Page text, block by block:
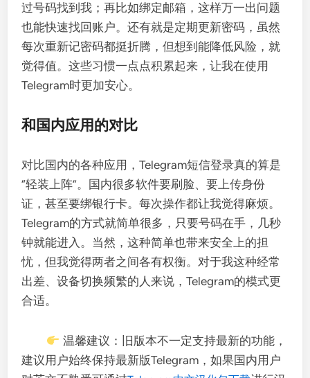
过号码找到我；再比如绑定邮箱，这样万一出问题
也能快速找回账户。还有就是定期更新密码，虽然
每次重新记密码都挺折腾，但想到能降低风险，就
觉得值。这些习惯一点点积累起来，让我在使用
Telegram时更加安心。
和国内应用的对比
对比国内的各种应用，Telegram短信登录真的算是
“轻装上阵”。国内很多软件要刷脸、要上传身份
证，甚至要绑银行卡。每次操作都让我觉得麻烦。
Telegram的方式就简单很多，只要号码在手，几秒
钟就能进入。当然，这种简单也带来安全上的担
忧，但我觉得两者之间各有权衡。对于我这种经常
出差、设备切换频繁的人来说，Telegram的模式更
合适。
温馨建议：旧版本不一定支持最新的功能，
建议用户始终保持最新版Telegram，如果国内用户